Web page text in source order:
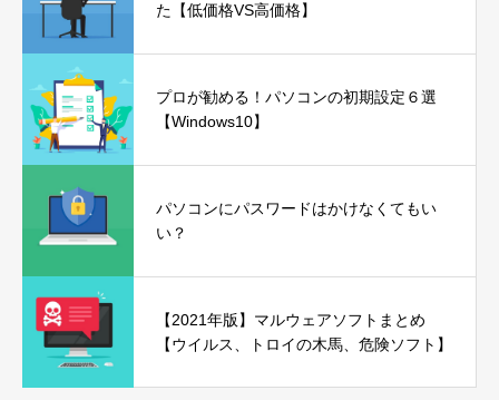
た【低価格VS高価格】
プロが勧める！パソコンの初期設定６選
【Windows10】
パソコンにパスワードはかけなくてもい
い？
【2021年版】マルウェアソフトまとめ
【ウイルス、トロイの木馬、危険ソフト】